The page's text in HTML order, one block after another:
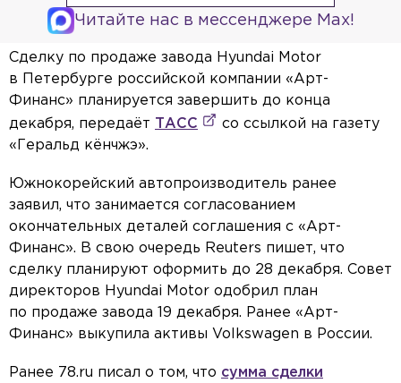
Читайте нас в мессенджере Max!
Сделку по продаже завода Hyundai Motor
в Петербурге российской компании «Арт-
Финанс» планируется завершить до конца
декабря, передаёт
ТАСС
со ссылкой на газету
«Геральд кёнчжэ».
Южнокорейский автопроизводитель ранее
заявил, что занимается согласованием
окончательных деталей соглашения с «Арт-
Финанс». В свою очередь Reuters пишет, что
сделку планируют оформить до 28 декабря. Совет
директоров Hyundai Motor одобрил план
по продаже завода 19 декабря. Ранее «Арт-
Финанс» выкупила активы Volkswagen в России.
Ранее 78.ru писал о том, что сумма сделки